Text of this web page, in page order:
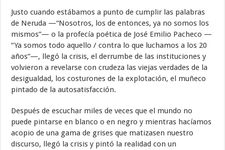
Justo cuando estábamos a punto de cumplir las palabras
de Neruda —“Nosotros, los de entonces, ya no somos los
mismos”— o la profecía poética de José Emilio Pacheco —
“Ya somos todo aquello / contra lo que luchamos a los 20
años”—, llegó la crisis, el derrumbe de las instituciones y
volvieron a revelarse con crudeza las viejas verdades de la
desigualdad, los costurones de la explotación, el muñeco
pintado de la autosatisfacción.
Después de escuchar miles de veces que el mundo no
puede pintarse en blanco o en negro y mientras hacíamos
acopio de una gama de grises que matizasen nuestro
discurso, llegó la crisis y pintó la realidad con un